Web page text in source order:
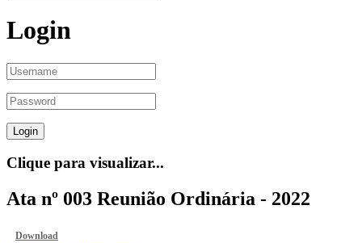
Login
Clique para visualizar...
Ata nº 003 Reunião Ordinária - 2022
Download